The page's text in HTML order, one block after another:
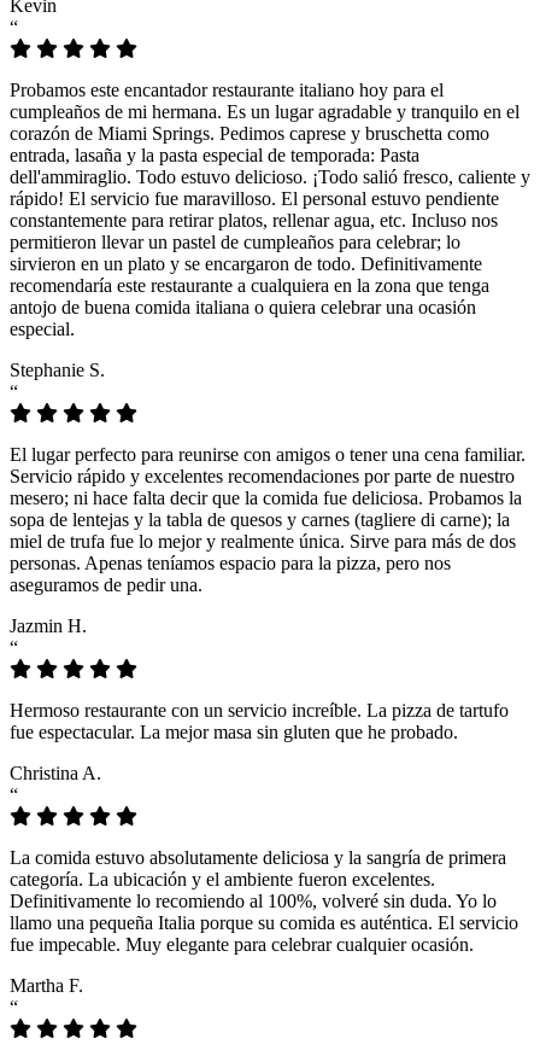
Kevin
“
Probamos este encantador restaurante italiano hoy para el
cumpleaños de mi hermana. Es un lugar agradable y tranquilo en el
corazón de Miami Springs. Pedimos caprese y bruschetta como
entrada, lasaña y la pasta especial de temporada: Pasta
dell'ammiraglio. Todo estuvo delicioso. ¡Todo salió fresco, caliente y
rápido! El servicio fue maravilloso. El personal estuvo pendiente
constantemente para retirar platos, rellenar agua, etc. Incluso nos
permitieron llevar un pastel de cumpleaños para celebrar; lo
sirvieron en un plato y se encargaron de todo. Definitivamente
recomendaría este restaurante a cualquiera en la zona que tenga
antojo de buena comida italiana o quiera celebrar una ocasión
especial.
Stephanie S.
“
El lugar perfecto para reunirse con amigos o tener una cena familiar.
Servicio rápido y excelentes recomendaciones por parte de nuestro
mesero; ni hace falta decir que la comida fue deliciosa. Probamos la
sopa de lentejas y la tabla de quesos y carnes (tagliere di carne); la
miel de trufa fue lo mejor y realmente única. Sirve para más de dos
personas. Apenas teníamos espacio para la pizza, pero nos
aseguramos de pedir una.
Jazmin H.
“
Hermoso restaurante con un servicio increíble. La pizza de tartufo
fue espectacular. La mejor masa sin gluten que he probado.
Christina A.
“
La comida estuvo absolutamente deliciosa y la sangría de primera
categoría. La ubicación y el ambiente fueron excelentes.
Definitivamente lo recomiendo al 100%, volveré sin duda. Yo lo
llamo una pequeña Italia porque su comida es auténtica. El servicio
fue impecable. Muy elegante para celebrar cualquier ocasión.
Martha F.
“